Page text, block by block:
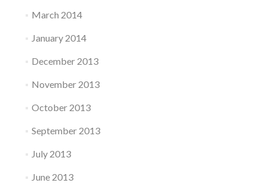
March 2014
January 2014
December 2013
November 2013
October 2013
September 2013
July 2013
June 2013